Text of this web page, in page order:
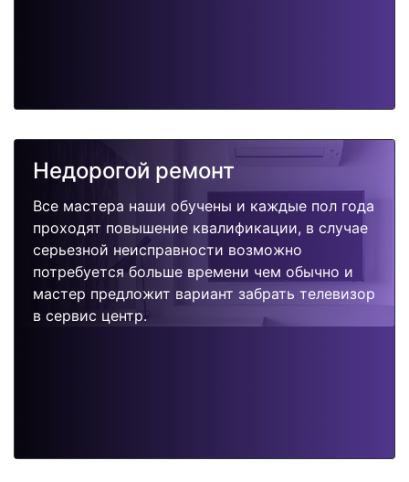
Недорогой ремонт
Все мастера наши обучены и каждые пол года
проходят повышение квалификации, в случае
серьезной неисправности возможно
потребуется больше времени чем обычно и
мастер предложит вариант забрать телевизор
в сервис центр.